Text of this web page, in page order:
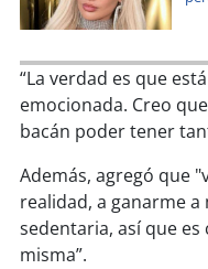
soychillán
soysancarlos
soytalcahuano
soyconcepción
soycoronel
“La verdad es que
emocionada. Creo
bacán poder tener
Además, agregó que
realidad, a ganarme a
sedentaria, así que
misma”.